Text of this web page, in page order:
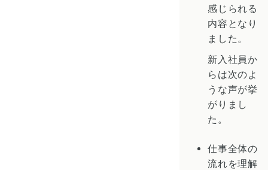
感じられる
内容となり
ました。
新入社員か
らは次のよ
うな声が挙
がりまし
た。
仕事全体の
流れを理解